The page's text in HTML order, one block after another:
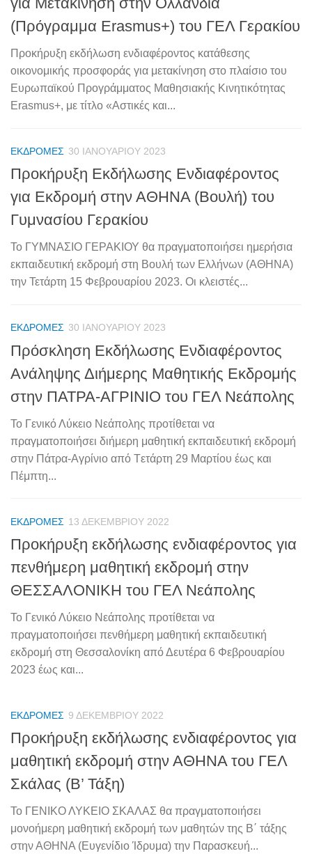
(Πρόγραμμα Erasmus+) του ΓΕΛ Γερακίου
Προκήρυξη εκδήλωση ενδιαφέροντος κατάθεσης
οικονομικής προσφοράς για μετακίνηση στο πλαίσιο του
Ευρωπαϊκού Προγράμματος Μαθησιακής Κινητικότητας
Erasmus+, με τίτλο «Αστικές και...
ΕΚΔΡΟΜΈΣ 30 ΙΑΝΟΥΑΡΊΟΥ 2023
Προκήρυξη Εκδήλωσης Ενδιαφέροντος
για Εκδρομή στην ΑΘΗΝΑ (Βουλή) του
Γυμνασίου Γερακίου
Το ΓΥΜΝΑΣΙΟ ΓΕΡΑΚΙΟΥ θα πραγματοποιήσει ημερήσια
εκπαιδευτική εκδρομή στη Βουλή των Ελλήνων (ΑΘΗΝΑ)
την Τετάρτη 15 Φεβρουαρίου 2023. Οι κλειστές...
ΕΚΔΡΟΜΈΣ 30 ΙΑΝΟΥΑΡΊΟΥ 2023
Πρόσκληση Εκδήλωσης Ενδιαφέροντος
Ανάληψης Διήμερης Μαθητικής Εκδρομής
στην ΠΑΤΡΑ-ΑΓΡΙΝΙΟ του ΓΕΛ Νεάπολης
Το Γενικό Λύκειο Νεάπολης προτίθεται να
πραγματοποιήσει διήμερη μαθητική εκπαιδευτική εκδρομή
στην Πάτρα-Αγρίνιο από Tετάρτη 29 Μαρτίου έως και
Πέμπτη...
ΕΚΔΡΟΜΈΣ 13 ΔΕΚΕΜΒΡΊΟΥ 2022
Προκήρυξη εκδήλωσης ενδιαφέροντος για
πενθήμερη μαθητική εκδρομή στην
ΘΕΣΣΑΛΟΝΙΚΗ του ΓΕΛ Νεάπολης
Το Γενικό Λύκειο Νεάπολης προτίθεται να
πραγματοποιήσει πενθήμερη μαθητική εκπαιδευτική
εκδρομή στη Θεσσαλονίκη από Δευτέρα 6 Φεβρουαρίου
2023 έως και...
ΕΚΔΡΟΜΈΣ 9 ΔΕΚΕΜΒΡΊΟΥ 2022
Προκήρυξη εκδήλωσης ενδιαφέροντος για
μαθητική εκδρομή στην ΑΘΗΝΑ του ΓΕΛ
Σκάλας (Β’ Τάξη)
Το ΓΕΝΙΚΟ ΛΥΚΕΙΟ ΣΚΑΛΑΣ θα πραγματοποιήσει
μονοήμερη μαθητική εκδρομή των μαθητών της Β΄ τάξης
στην ΑΘΗΝΑ (Ευγενίδιο Ίδρυμα) την Παρασκευή...